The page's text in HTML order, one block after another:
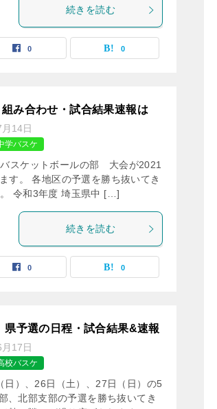
続きを読む
0 0
み合わせ・試合結果速報は
14日
学バスケ
スケットボールの部 大会が2021
す。 各地区の予選を勝ち抜いてき
令和3年度 埼玉県中 […]
続きを読む
0 0
予選の日程・試合結果&速報
17日
校バスケ
）、26日（土）、27日（日）の5
、北部支部の予選を勝ち抜いてき